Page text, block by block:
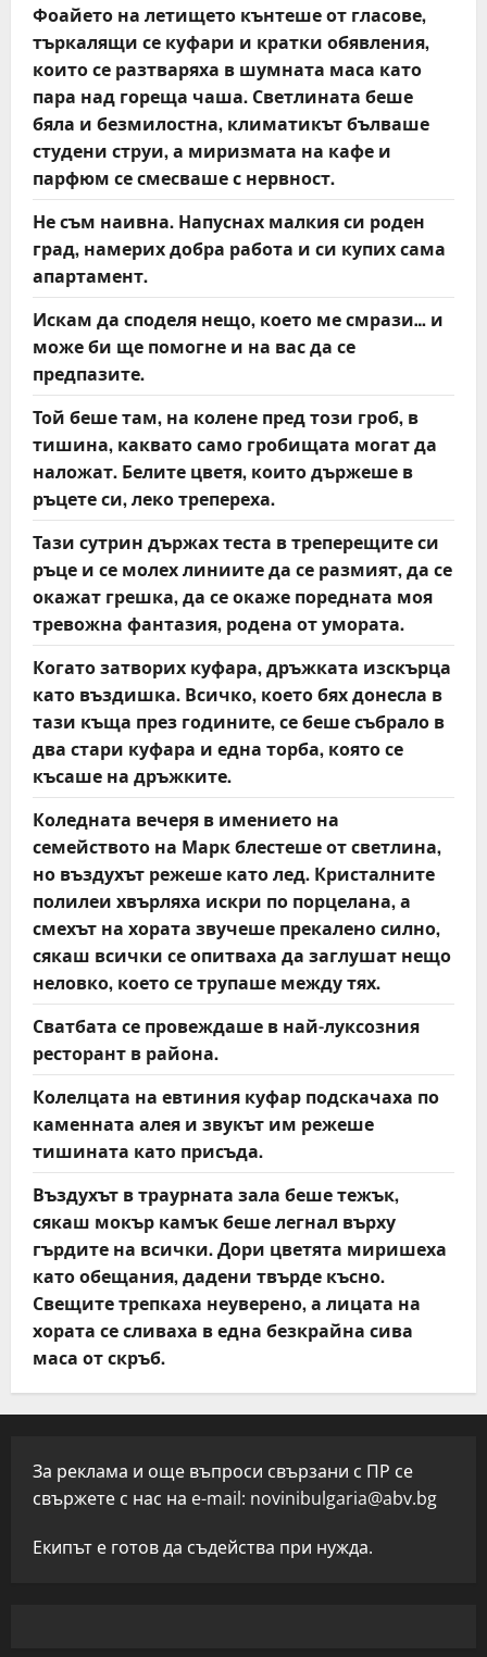
Фоайето на летището кънтеше от гласове,
търкалящи се куфари и кратки обявления,
които се разтваряха в шумната маса като
пара над гореща чаша. Светлината беше
бяла и безмилостна, климатикът бълваше
студени струи, а миризмата на кафе и
парфюм се смесваше с нервност.
Не съм наивна. Напуснах малкия си роден
град, намерих добра работа и си купих сама
апартамент.
Искам да споделя нещо, което ме смрази… и
може би ще помогне и на вас да се
предпазите.
Той беше там, на колене пред този гроб, в
тишина, каквато само гробищата могат да
наложат. Белите цветя, които държеше в
ръцете си, леко трепереха.
Тази сутрин държах теста в треперещите си
ръце и се молех линиите да се размият, да се
окажат грешка, да се окаже поредната моя
тревожна фантазия, родена от умората.
Когато затворих куфара, дръжката изскърца
като въздишка. Всичко, което бях донесла в
тази къща през годините, се беше събрало в
два стари куфара и една торба, която се
късаше на дръжките.
Коледната вечеря в имението на
семейството на Марк блестеше от светлина,
но въздухът режеше като лед. Кристалните
полилеи хвърляха искри по порцелана, а
смехът на хората звучеше прекалено силно,
сякаш всички се опитваха да заглушат нещо
неловко, което се трупаше между тях.
Сватбата се провеждаше в най-луксозния
ресторант в района.
Колелцата на евтиния куфар подскачаха по
каменната алея и звукът им режеше
тишината като присъда.
Въздухът в траурната зала беше тежък,
сякаш мокър камък беше легнал върху
гърдите на всички. Дори цветята миришеха
като обещания, дадени твърде късно.
Свещите трепкаха неуверено, а лицата на
хората се сливаха в една безкрайна сива
маса от скръб.
За реклама и още въпроси свързани с ПР се
свържете с нас на e-mail: novinibulgaria@abv.bg
Екипът е готов да съдейства при нужда.